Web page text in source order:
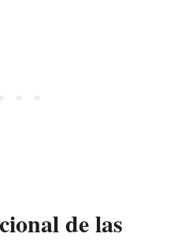
de las